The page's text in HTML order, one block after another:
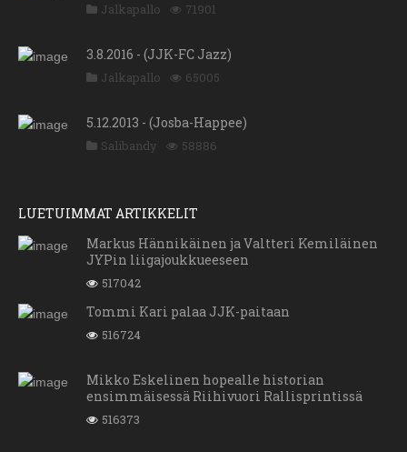
Jalkapallo 71901
3.8.2016 - (JJK-FC Jazz)
Jalkapallo 65005
5.12.2013 - (Josba-Happee)
Salibandy 58886
LUETUIMMAT ARTIKKELIT
Markus Hännikäinen ja Valtteri Kemiläinen
JYPin liigajoukkueeseen
517042
Tommi Kari palaa JJK-paitaan
516724
Mikko Eskelinen hopealle historian
ensimmäisessä Riihivuori Rallisprintissä
516373